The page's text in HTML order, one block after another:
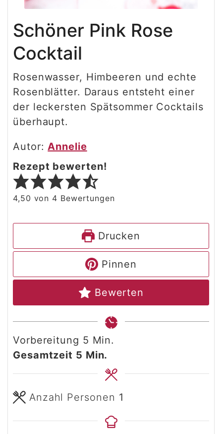
Schöner Pink Rose
Cocktail
Rosenwasser, Himbeeren und echte
Rosenblätter. Daraus entsteht einer
der leckersten Spätsommer Cocktails
überhaupt.
Autor:Annelie
Rezept bewerten!
4,50 von 4 Bewertungen
Drucken
Pinnen
Bewerten
Vorbereitung 5 Minuten
Min.
Gesamtzeit 5 Minuten
Min.
Anzahl Personen 1